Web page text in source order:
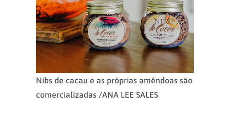
Nibs de cacau e as próprias amêndoas são
comercializadas /ANA LEE SALES